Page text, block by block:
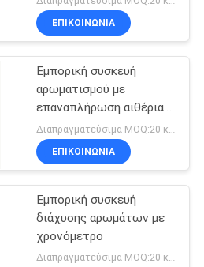
ΕΠΙΚΟΙΝΩΝΊΑ
Εμπορική συσκευή
αρωματισμού με
επαναπλήρωση αιθέριας
ύλης
ΕΠΙΚΟΙΝΩΝΊΑ
Εμπορική συσκευή
διάχυσης αρωμάτων με
χρονόμετρο
Διαπραγματεύσιμα MOQ:20 κομμάτια